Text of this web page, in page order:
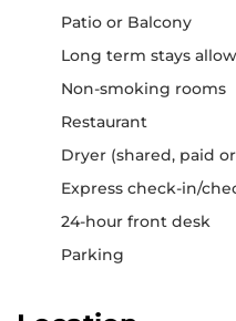
Patio or Balcony
Long term stays
Non-smoking rooms
Restaurant
Dryer (shared, paid
Express check-in/
24-hour front desk
Parking